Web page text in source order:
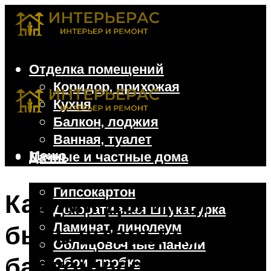
Отделка помещений
Коридор, прихожая
Кухня
Балкон, лоджия
Ванная, туалет
Дачные и частные дома
Гипсокартон
Декоративная штукатурка
Ламинат, линолеум
Облицовочные панели
Обои, пробка
Меню
Какими должны
быть шторы на